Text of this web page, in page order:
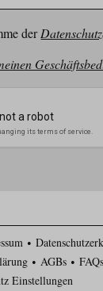
der
AGBs FAQs
Einstellungen